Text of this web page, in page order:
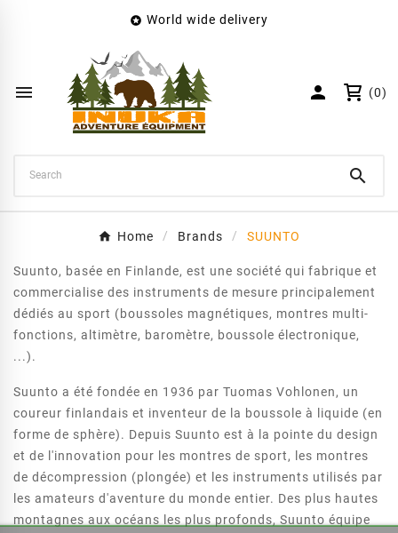
 World wide delivery
  (0)

Home Brands SUUNTO
Suunto, basée en Finlande, est une société qui fabrique et
commercialise des instruments de mesure principalement
dédiés au sport (boussoles magnétiques, montres multi-
fonctions, altimètre, baromètre, boussole électronique,
...).
Suunto a été fondée en 1936 par Tuomas Vohlonen, un
coureur finlandais et inventeur de la boussole à liquide (en
forme de sphère). Depuis Suunto est à la pointe du design
et de l'innovation pour les montres de sport, les montres
de décompression (plongée) et les instruments utilisés par
les amateurs d'aventure du monde entier. Des plus hautes
montagnes aux océans les plus profonds, Suunto équipe
Wishlist name